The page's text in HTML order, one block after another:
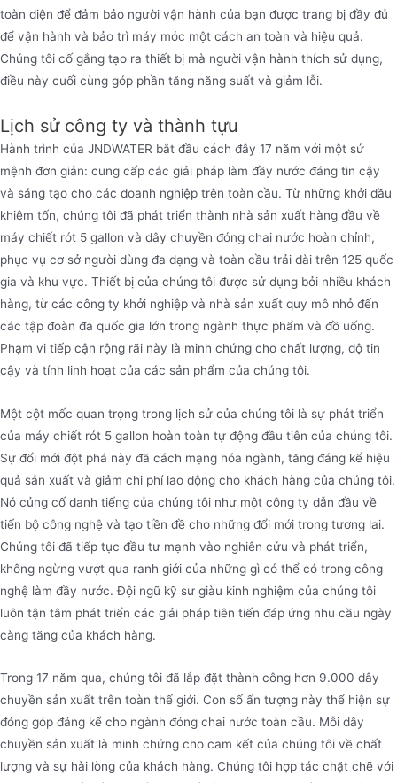
toàn diện để đảm bảo người vận hành của bạn được trang bị đầy đủ
để vận hành và bảo trì máy móc một cách an toàn và hiệu quả.
Chúng tôi cố gắng tạo ra thiết bị mà người vận hành thích sử dụng,
điều này cuối cùng góp phần tăng năng suất và giảm lỗi.
Lịch sử công ty và thành tựu
Hành trình của JNDWATER bắt đầu cách đây 17 năm với một sứ
mệnh đơn giản: cung cấp các giải pháp làm đầy nước đáng tin cậy
và sáng tạo cho các doanh nghiệp trên toàn cầu. Từ những khởi đầu
khiêm tốn, chúng tôi đã phát triển thành nhà sản xuất hàng đầu về
máy chiết rót 5 gallon và dây chuyền đóng chai nước hoàn chỉnh,
phục vụ cơ sở người dùng đa dạng và toàn cầu trải dài trên 125 quốc
gia và khu vực. Thiết bị của chúng tôi được sử dụng bởi nhiều khách
hàng, từ các công ty khởi nghiệp và nhà sản xuất quy mô nhỏ đến
các tập đoàn đa quốc gia lớn trong ngành thực phẩm và đồ uống.
Phạm vi tiếp cận rộng rãi này là minh chứng cho chất lượng, độ tin
cậy và tính linh hoạt của các sản phẩm của chúng tôi.
Một cột mốc quan trọng trong lịch sử của chúng tôi là sự phát triển
của máy chiết rót 5 gallon hoàn toàn tự động đầu tiên của chúng tôi.
Sự đổi mới đột phá này đã cách mạng hóa ngành, tăng đáng kể hiệu
quả sản xuất và giảm chi phí lao động cho khách hàng của chúng tôi.
Nó củng cố danh tiếng của chúng tôi như một công ty dẫn đầu về
tiến bộ công nghệ và tạo tiền đề cho những đổi mới trong tương lai.
Chúng tôi đã tiếp tục đầu tư mạnh vào nghiên cứu và phát triển,
không ngừng vượt qua ranh giới của những gì có thể có trong công
nghệ làm đầy nước. Đội ngũ kỹ sư giàu kinh nghiệm của chúng tôi
luôn tận tâm phát triển các giải pháp tiên tiến đáp ứng nhu cầu ngày
càng tăng của khách hàng.
Trong 17 năm qua, chúng tôi đã lắp đặt thành công hơn 9.000 dây
chuyền sản xuất trên toàn thế giới. Con số ấn tượng này thể hiện sự
đóng góp đáng kể cho ngành đóng chai nước toàn cầu. Mỗi dây
chuyền sản xuất là minh chứng cho cam kết của chúng tôi về chất
lượng và sự hài lòng của khách hàng. Chúng tôi hợp tác chặt chẽ với